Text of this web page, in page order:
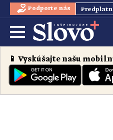
Podporte nás
📱 Vyskúšajte našu